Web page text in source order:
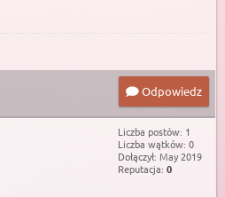
Odpowiedz
Liczba postów: 1
Liczba wątków: 0
Dołączył: May 2019
Reputacja: 0